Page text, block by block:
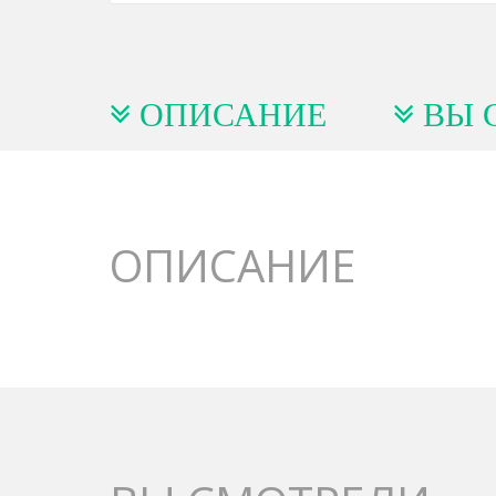
ОПИСАНИЕ ВЫ
ОПИСАНИЕ